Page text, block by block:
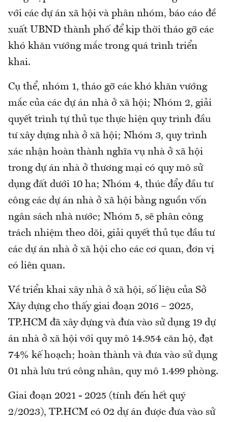
với các dự án xã hội và phân nhóm, báo cáo đề
xuất UBND thành phố để kịp thời tháo gỡ các
khó khăn vướng mắc trong quá trình triển
khai.
Cụ thể, nhóm 1, tháo gỡ các khó khăn vướng
mắc của các dự án nhà ở xã hội; Nhóm 2, giải
quyết trình tự thủ tục thực hiện quy trình đầu
tư xây dựng nhà ở xã hội; Nhóm 3, quy trình
xác nhận hoàn thành nghĩa vụ nhà ở xã hội
trong dự án nhà ở thương mại có quy mô sử
dụng đất dưới 10 ha; Nhóm 4, thúc đẩy đầu tư
công các dự án nhà ở xã hội bằng nguồn vốn
ngân sách nhà nước; Nhóm 5, sẽ phân công
trách nhiệm theo dõi, giải quyết thủ tục đầu tư
các dự án nhà ở xã hội cho các cơ quan, đơn vị
có liên quan.
Về triển khai xây nhà ở xã hội, số liệu của Sở
Xây dựng cho thấy giai đoạn 2016 – 2025,
TP.HCM đã xây dựng và đưa vào sử dụng 19 dự
án nhà ở xã hội với quy mô 14.954 căn hộ, đạt
74% kế hoạch; hoàn thành và đưa vào sử dụng
01 nhà lưu trú công nhân, quy mô 1.499 phòng.
Giai đoạn 2021 - 2025 (tính đến hết quý
2/2023), TP.HCM có 02 dự án được đưa vào sử